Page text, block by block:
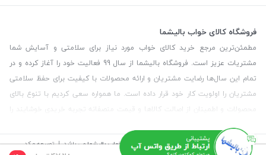
فروشگاه کالای خواب بالیشما
مطمئن‌ترین مرجع خرید کالای خواب مورد نیاز برای سلامتی و آسایش شما
مشتریات عزیز است. فروشگاه بالیشما از سال 99 فعالیت خود را آغاز کرده و در
تمام این سال‌ها رضایت مشتریان و ارائه محصولات با کیفیت برای حفظ سلامتی
مشتریان را اولویت کار خود قرار داده است. ما همواره سعی کردیم با تنوع بالای
محصولات و اطمینان از اصالت کالاها و قیمت منصفانه تجربه خریدی خوشایند را
می‌توانیدبا شماره مشاور در تماس باشید.
© تمامی حقوق این سایت متعلق بهفروشگاه کالای خواب بالیشمامی باشد. | توسعه و کد
نویسی: سپکام سیستمطراحی و اجرا:آژانس دیجیتال مارکتینگ سپتا